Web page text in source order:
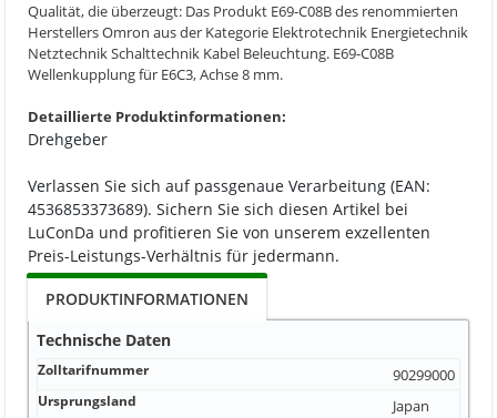
Qualität, die überzeugt: Das Produkt E69-C08B des renommierten
Herstellers Omron aus der Kategorie Elektrotechnik Energietechnik
Netztechnik Schalttechnik Kabel Beleuchtung. E69-C08B
Wellenkupplung für E6C3, Achse 8 mm.
Detaillierte Produktinformationen:
Drehgeber
Verlassen Sie sich auf passgenaue Verarbeitung (EAN:
4536853373689). Sichern Sie sich diesen Artikel bei
LuConDa und profitieren Sie von unserem exzellenten
Preis-Leistungs-Verhältnis für jedermann.
PRODUKTINFORMATIONEN
Technische Daten
Zolltarifnummer 90299000
Ursprungsland Japan